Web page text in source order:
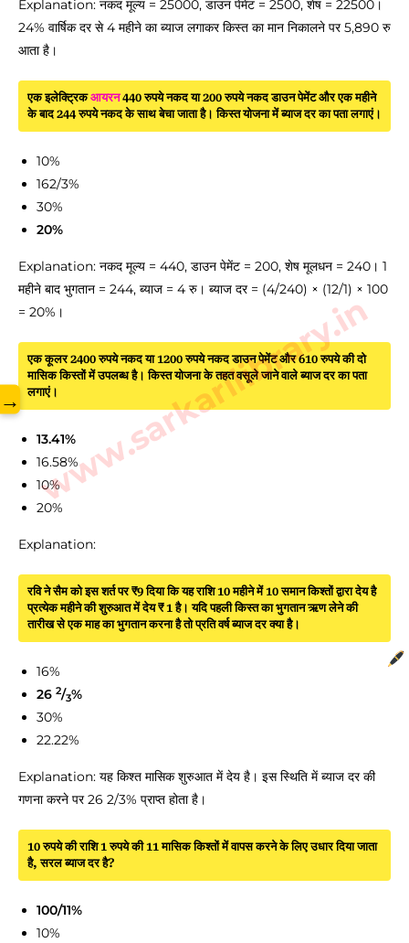
Explanation: नकद मूल्य = 25000, डाउन पेमेंट = 2500, शेष = 22500।
24% वार्षिक दर से 4 महीने का ब्याज लगाकर किस्त का मान निकालने पर 5,890 रु
आता है।
एक इलेक्ट्रिकआयरन440 रुपये नकद या 200 रुपये नकद डाउन पेमेंट और एक महीने
के बाद 244 रुपये नकद के साथ बेचा जाता है। किस्त योजना में ब्याज दर का पता लगाएं।
10%
162/3%
30%
20%
Explanation: नकद मूल्य = 440, डाउन पेमेंट = 200, शेष मूलधन = 240। 1
महीने बाद भुगतान = 244, ब्याज = 4 रु। ब्याज दर = (4/240) × (12/1) × 100
= 20%।
एक कूलर 2400 रुपये नकद या 1200 रुपये नकद डाउन पेमेंट और 610 रुपये की दो
मासिक किस्तों में उपलब्ध है। किस्त योजना के तहत वसूले जाने वाले ब्याज दर का पता
लगाएं।
13.41%
16.58%
10%
20%
Explanation:
रवि ने सैम को इस शर्त पर ₹9 दिया कि यह राशि 10 महीने में 10 समान किश्तों द्वारा देय है
प्रत्येक महीने की शुरुआत में देय ₹ 1 है। यदि पहली किस्त का भुगतान ऋण लेने की
तारीख से एक माह का भुगतान करना है तो प्रति वर्ष ब्याज दर क्या है।
16%
26 2/3%
30%
22.22%
Explanation: यह किश्त मासिक शुरुआत में देय है। इस स्थिति में ब्याज दर की
गणना करने पर 26 2/3% प्राप्त होता है।
10 रुपये की राशि 1 रुपये की 11 मासिक किश्तों में वापस करने के लिए उधार दिया जाता
है, सरल ब्याज दर है?
100/11%
10%
www.sarkarilibrary.in
→